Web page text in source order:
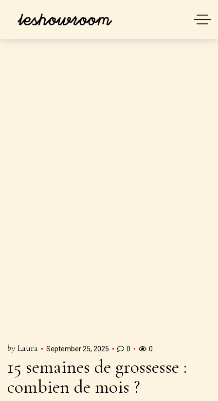
by Laura September 25, 2025 0 0
15 semaines de grossesse :
combien de mois ?